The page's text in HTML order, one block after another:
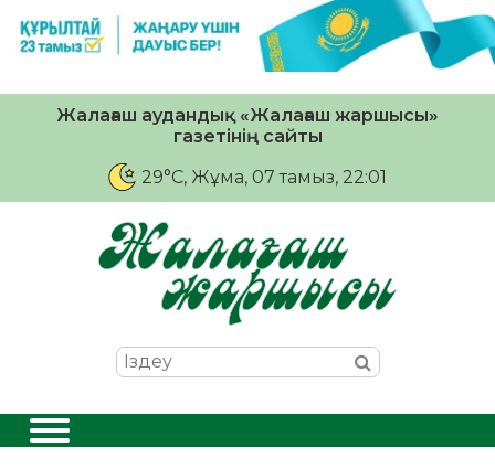
Жалағаш аудандық «Жалағаш жаршысы»
газетінің сайты
29°C, Жұма, 07 тамыз, 22:01